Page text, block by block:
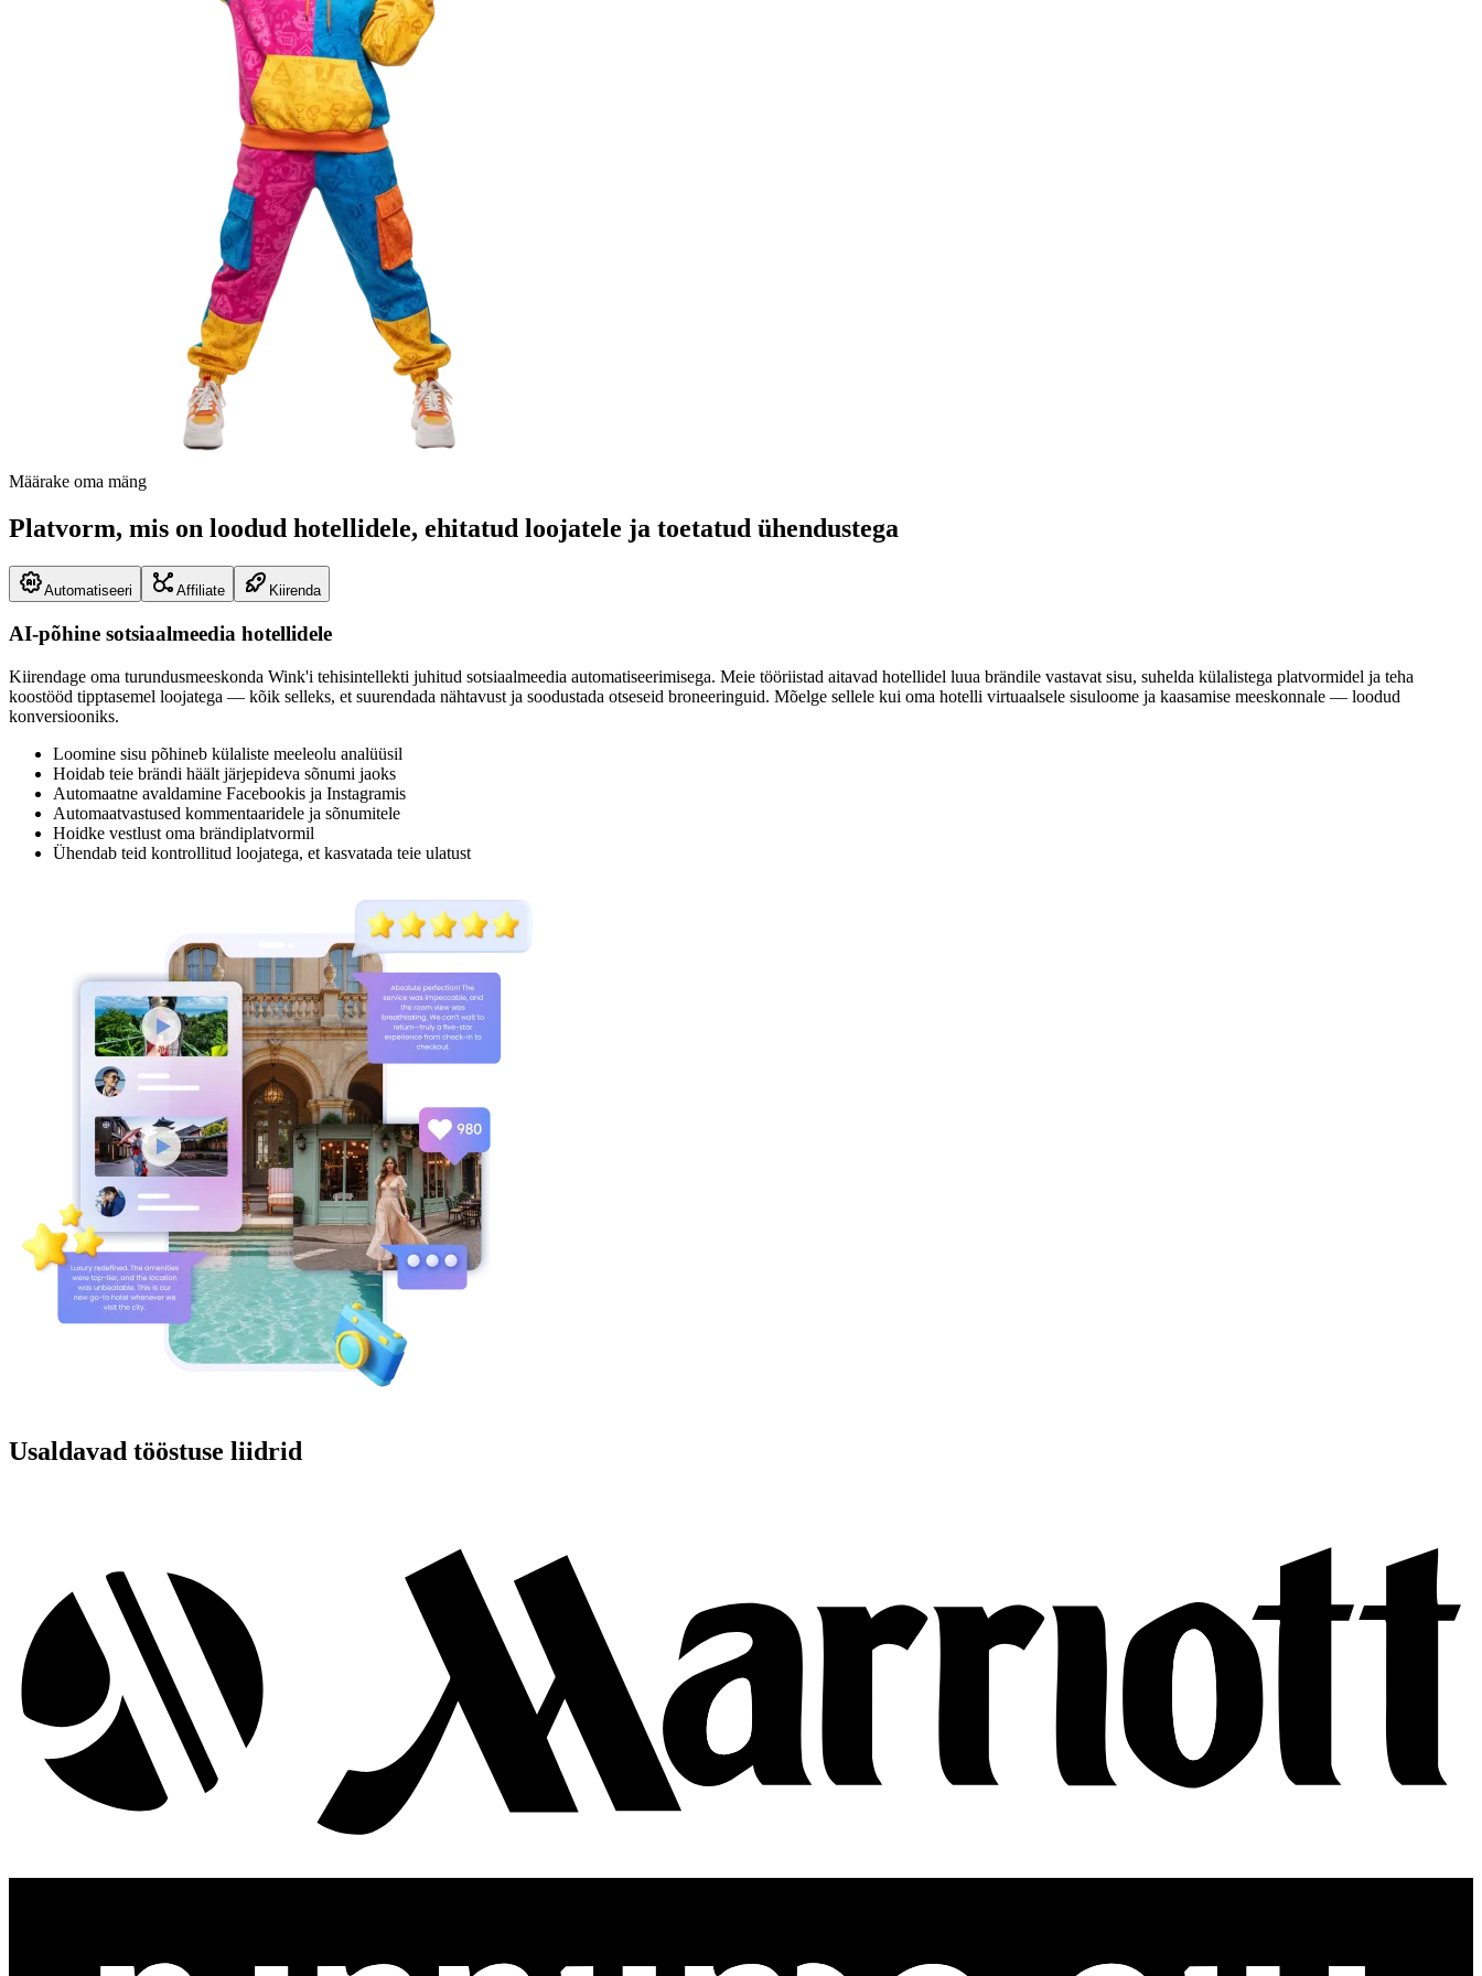
Määrake oma mäng
Platvorm, mis on loodud hotellidele, ehitatud loojatele ja toetatud ühendustega
Automatiseeri Affiliate Kiirenda
AI-põhine sotsiaalmeedia hotellidele
Kiirendage oma turundusmeeskonda Wink'i tehisintellekti juhitud sotsiaalmeedia automatiseerimisega. Meie tööriistad aitavad hotellidel luua brändile vastavat sisu, suhelda külalistega platvormidel ja teha
koostööd tipptasemel loojatega — kõik selleks, et suurendada nähtavust ja soodustada otseseid broneeringuid. Mõelge sellele kui oma hotelli virtuaalsele sisuloome ja kaasamise meeskonnale — loodud
konversiooniks.
Loomine sisu põhineb külaliste meeleolu analüüsil
Hoidab teie brändi häält järjepideva sõnumi jaoks
Automaatne avaldamine Facebookis ja Instagramis
Automaatvastused kommentaaridele ja sõnumitele
Hoidke vestlust oma brändiplatvormil
Ühendab teid kontrollitud loojatega, et kasvatada teie ulatust
Usaldavad tööstuse liidrid